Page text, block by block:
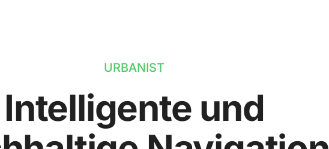
URBANIST
Intelligente und